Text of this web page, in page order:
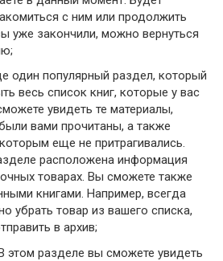
с ним или продолжить
уже закончили, можно вернуться
один популярный раздел, который
весь список книг, которые у вас
увидеть те материалы,
вами прочитаны, а также
еще не притрагивались.
расположена информация
товарах. Вы сможете также
книгами. Например, всегда
убрать товар из вашего списка,
в архив;
этом разделе вы сможете увидеть